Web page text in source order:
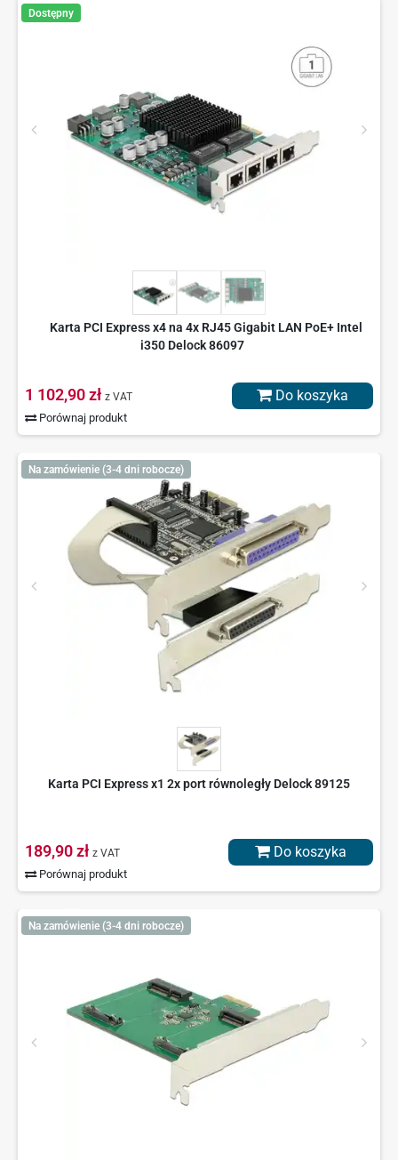
Dostępny
Karta PCI Express x4 na 4x RJ45 Gigabit LAN PoE+ Intel
i350 Delock 86097
1 102,90 zł z VAT
Porównaj produkt
Do koszyka
Na zamówienie (3-4 dni robocze)
Karta PCI Express x1 2x port równoległy Delock 89125
189,90 zł z VAT
Porównaj produkt
Do koszyka
Na zamówienie (3-4 dni robocze)